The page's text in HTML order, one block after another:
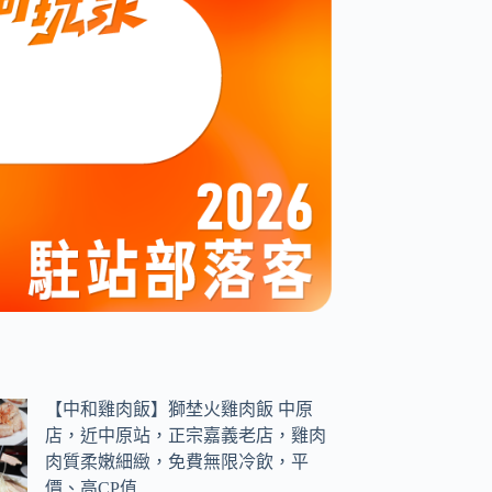
【中和雞肉飯】獅埜火雞肉飯 中原
店，近中原站，正宗嘉義老店，雞肉
肉質柔嫩細緻，免費無限冷飲，平
價、高CP值